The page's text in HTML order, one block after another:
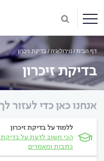
דף הבית נוירולוגיה בדיקת זיכרון
בדיקת זיכרון
אנחנו כאן כדי לעזור לך
ללמוד על בדיקת זיכרון
הכי חשוב לדעת על בדיקת
כתבות ומאמרים